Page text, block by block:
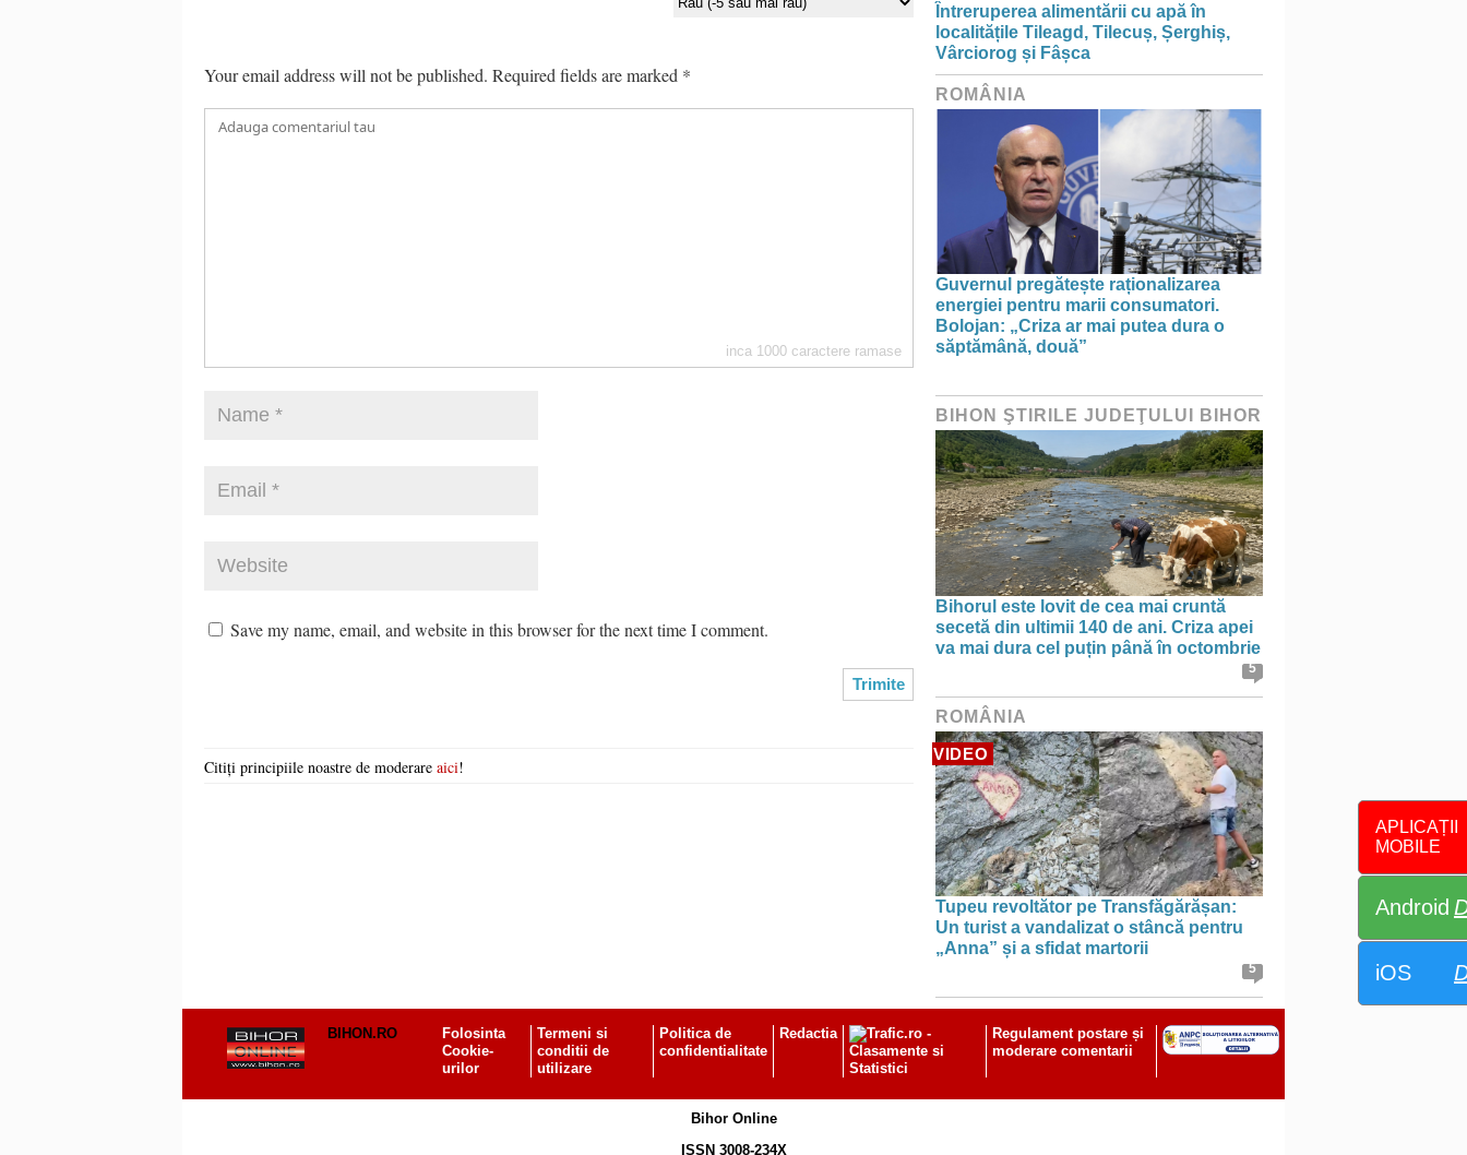
APLICAȚII
MOBILE
Android
iOS
Your email address will not be published. Required fields are marked *
inca 1000 caractere ramase
Save my name, email, and website in this browser for the next time I comment.
Citiți principiile noastre de moderare aici!
Întreruperea alimentării cu apă în
localitățile Tileagd, Tilecuș, Șerghiș,
Vârciorog și Fâșca
ROMÂNIA
Guvernul pregătește raționalizarea
energiei pentru marii consumatori.
Bolojan: „Criza ar mai putea dura o
săptămână, două”
BIHON ŞTIRILE JUDEŢULUI BIHOR
Bihorul este lovit de cea mai cruntă
secetă din ultimii 140 de ani. Criza apei
va mai dura cel puțin până în octombrie
5
ROMÂNIA
VIDEO
Tupeu revoltător pe Transfăgărășan:
Un turist a vandalizat o stâncă pentru
„Anna” și a sfidat martorii
5
BIHON.RO
Folosinta
Cookie-
urilor
Termeni si
conditii de
utilizare
Politica de
confidentialitate
Redactia
Regulament postare și
moderare comentarii
Bihor Online
ISSN 3008-234X